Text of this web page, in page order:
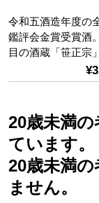
令和五酒造年度の
鑑評会金賞受賞酒
目の酒蔵「笹正宗
20歳未満
ています。
20歳未満
ません。